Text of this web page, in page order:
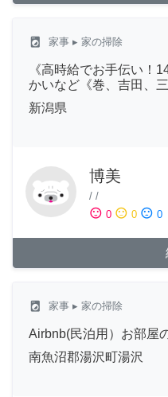
local_laundry_service 家事 ▸ 家の掃除
《高時給でお手伝い！
かいなど《巻、吉田、三
新潟県
博美
/ /
sentiment_satisfied 0 sentiment_neutral 0 sentiment_dissatisfied 0
local_laundry_service 家事 ▸ 家の掃除
Airbnb(民泊用）お部屋
南魚沼郡湯沢町湯沢